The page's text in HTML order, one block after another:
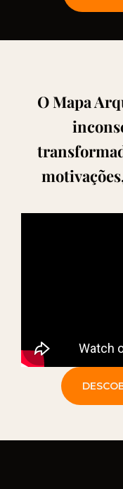
OMapa